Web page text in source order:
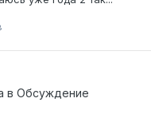
в Обсуждение